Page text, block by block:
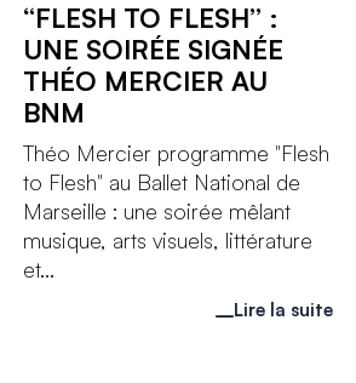
“FLESH TO FLESH” :
UNE SOIRÉE SIGNÉE
THÉO MERCIER AU
BNM
Théo Mercier programme "Flesh
to Flesh" au Ballet National de
Marseille : une soirée mêlant
musique, arts visuels, littérature
et...
Lire la suite